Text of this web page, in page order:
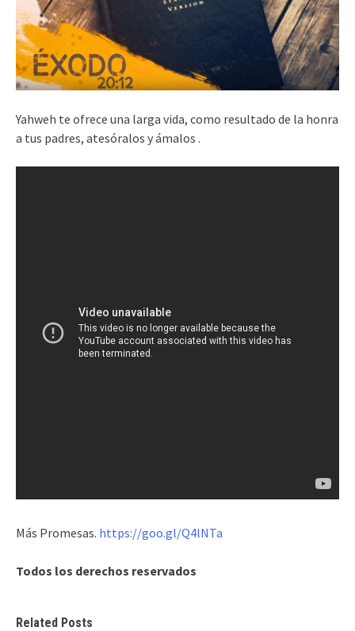
Yahweh te ofrece una larga vida, como resultado de la honra
a tus padres, atesóralos y ámalos .
Más Promesas. https://goo.gl/Q4lNTa
Todos los derechos reservados
Related Posts